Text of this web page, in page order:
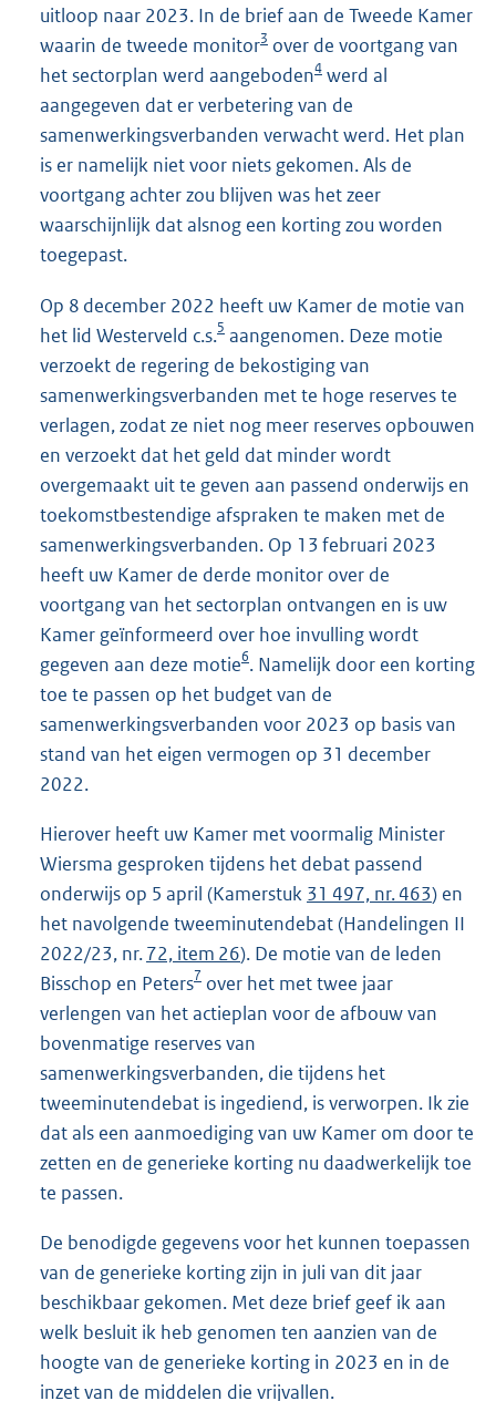
uitloop naar 2023. In de brief aan de Tweede Kamer
waarin de tweede monitor3 over de voortgang van
het sectorplan werd aangeboden4 werd al
aangegeven dat er verbetering van de
samenwerkingsverbanden verwacht werd. Het plan
is er namelijk niet voor niets gekomen. Als de
voortgang achter zou blijven was het zeer
waarschijnlijk dat alsnog een korting zou worden
toegepast.
Op 8 december 2022 heeft uw Kamer de motie van
het lid Westerveld c.s.5 aangenomen. Deze motie
verzoekt de regering de bekostiging van
samenwerkingsverbanden met te hoge reserves te
verlagen, zodat ze niet nog meer reserves opbouwen
en verzoekt dat het geld dat minder wordt
overgemaakt uit te geven aan passend onderwijs en
toekomstbestendige afspraken te maken met de
samenwerkingsverbanden. Op 13 februari 2023
heeft uw Kamer de derde monitor over de
voortgang van het sectorplan ontvangen en is uw
Kamer geïnformeerd over hoe invulling wordt
gegeven aan deze motie6. Namelijk door een korting
toe te passen op het budget van de
samenwerkingsverbanden voor 2023 op basis van
stand van het eigen vermogen op 31 december
2022.
Hierover heeft uw Kamer met voormalig Minister
Wiersma gesproken tijdens het debat passend
onderwijs op 5 april (Kamerstuk 31 497, nr. 463) en
het navolgende tweeminutendebat (Handelingen II
2022/23, nr.72, item 26). De motie van de leden
Bisschop en Peters7 over het met twee jaar
verlengen van het actieplan voor de afbouw van
bovenmatige reserves van
samenwerkingsverbanden, die tijdens het
tweeminutendebat is ingediend, is verworpen. Ik zie
dat als een aanmoediging van uw Kamer om door te
zetten en de generieke korting nu daadwerkelijk toe
te passen.
De benodigde gegevens voor het kunnen toepassen
van de generieke korting zijn in juli van dit jaar
beschikbaar gekomen. Met deze brief geef ik aan
welk besluit ik heb genomen ten aanzien van de
hoogte van de generieke korting in 2023 en in de
inzet van de middelen die vrijvallen.